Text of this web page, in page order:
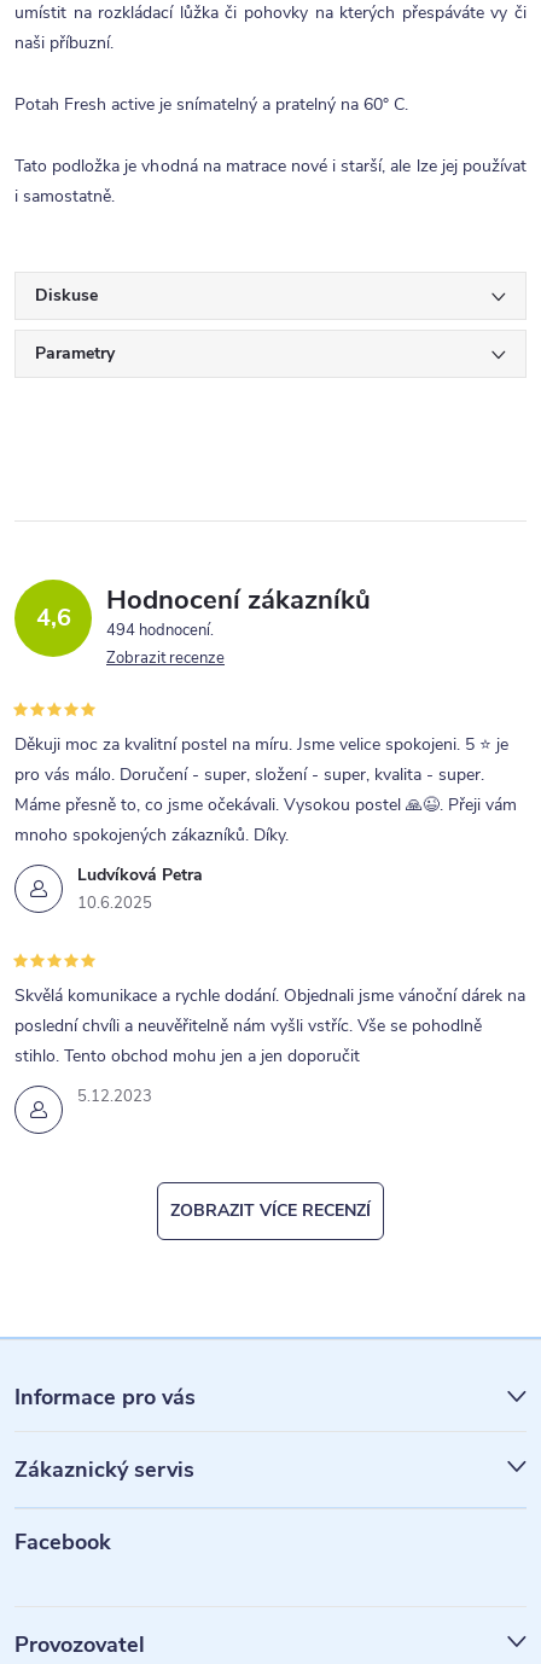
umístit na rozkládací lůžka či pohovky na kterých přespáváte vy či
naši příbuzní.
Potah Fresh active je snímatelný a pratelný na 60° C.
Tato podložka je vhodná na matrace nové i starší, ale lze jej používat
i samostatně.
Diskuse
Parametry
4,6 Hodnocení zákazníků
494 hodnocení
Zobrazit recenze
Ludvíková Petra
10.6.2025
Děkuji moc za kvalitní postel na míru. Jsme velice spokojeni. 5 ⭐ je
pro vás málo. Doručení - super, složení - super, kvalita - super.
Máme přesně to, co jsme očekávali. Vysokou postel 🙏😉. Přeji vám
mnoho spokojených zákazníků. Díky.
5.12.2023
Skvělá komunikace a rychle dodání. Objednali jsme vánoční dárek na
poslední chvíli a neuvěřitelně nám vyšli vstříc. Vše se pohodlně
stihlo. Tento obchod mohu jen a jen doporučit
ZOBRAZIT VÍCE RECENZÍ
á
p
a
Informace pro vás
Zákaznický servis
Facebook
Provozovatel